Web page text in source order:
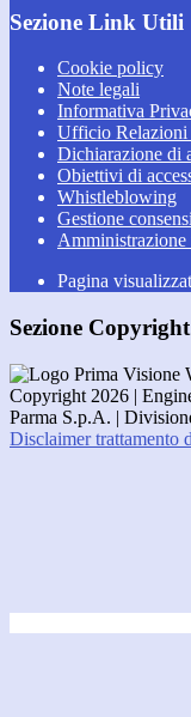
Sezione Link Utili
Cookie policy
Note legali
Informativa
Ufficio
Dichiarazione di
Obiettivi di
Whistleblowing
Gestione
Amministrazione
Pagina
Sezione Copyright
Copyright 2026 |
Parma S.p.A. |
Disclaimer trattamento